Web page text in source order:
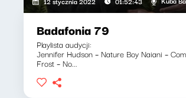
Badafonia 79
Playlista audycji:
Jennifer Hudson – Nature Boy Naiani –
Frost – No...